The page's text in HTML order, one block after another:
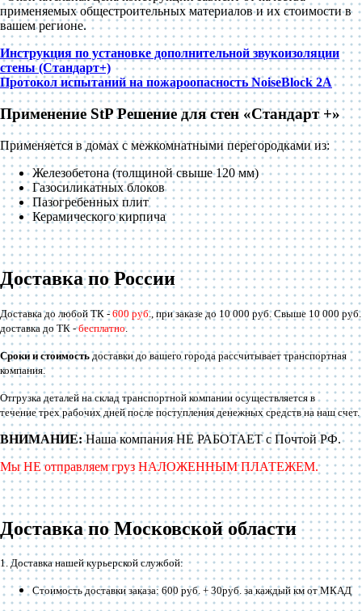
применяемых общестроительных материалов и их стоимости в
вашем регионе.
Инструкция по установке дополнительной звукоизоляции
стены (Стандарт+)
Протокол испытаний на пожароопасность NoiseBlock 2A
Применение StP Решение для стен «Стандарт +»
Применяется в домах с межкомнатными перегородками из:
Железобетона (толщиной свыше 120 мм)
Газосиликатных блоков
Пазогребенных плит
Керамического кирпича
Доставка по России
Доставка до любой ТК -600 руб., при заказе до 10 000 руб. Свыше 10 000 руб.
доставка до ТК -бесплатно.
Сроки и стоимостьдоставки до вашего города рассчитывает транспортная
компания.
Отгрузка деталей на склад транспортной компании осуществляется в
течение трех рабочих дней после поступления денежных средств на наш счет.
ВНИМАНИЕ:Наша компания НЕ РАБОТАЕТ с Почтой РФ.
Мы НЕ отправляем груз НАЛОЖЕННЫМ ПЛАТЕЖЕМ.
Доставка по Московской области
1. Доставка нашей курьерской службой:
Стоимость доставки заказа: 600 руб. + 30руб. за каждый км от МКАД